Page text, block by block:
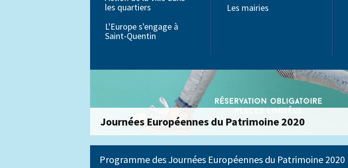
Éducation
les quartiers
L'Europe s'engage à
Saint-Quentin
Les mairies
Journées Européennes du Patrimoine 2020
Programme des Journées Européennes du Patrimoine 2020